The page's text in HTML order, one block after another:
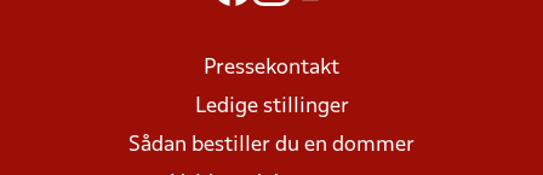
Pressekontakt
Ledige stillinger
Sådan bestiller du en dommer